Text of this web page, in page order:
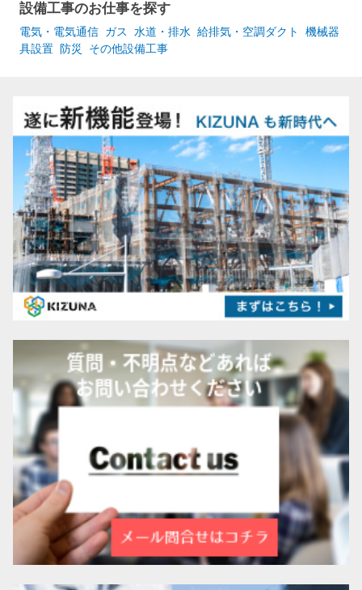
設備工事のお仕事を探す
電気・電気通信 ガス 水道・排水 給排気・空調ダクト
機械器
具設置 防災 その他設備工事